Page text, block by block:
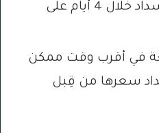
المشتري إمكانية السداد خلال 4 أيام على
في أقرب وقت ممكن
سعرها من قِبل